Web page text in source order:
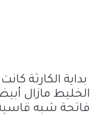
بداية الكارثة
الخليط مازال
فاتحة شبه